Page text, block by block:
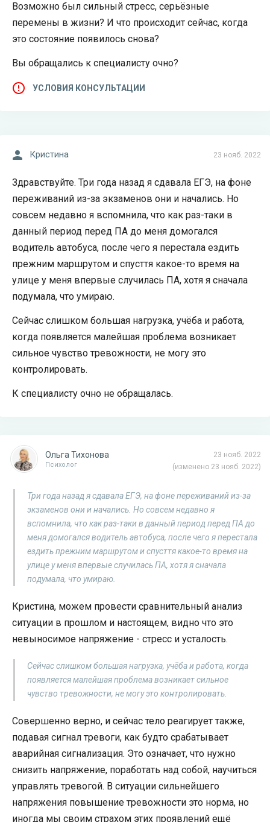
Возможно был сильный стресс, серьёзные
перемены в жизни? И что происходит сейчас, когда
это состояние появилось снова?
Вы обращались к специалисту очно?
УСЛОВИЯ КОНСУЛЬТАЦИИ
23 нояб. 2022
Кристина
Здравствуйте. Три года назад я сдавала ЕГЭ, на фоне
переживаний из-за экзаменов они и начались. Но
совсем недавно я вспомнила, что как раз-таки в
данный период перед ПА до меня домогался
водитель автобуса, после чего я перестала ездить
прежним маршрутом и спусття какое-то время на
улице у меня впервые случилась ПА, хотя я сначала
подумала, что умираю.
Сейчас слишком большая нагрузка, учёба и работа,
когда появляется малейшая проблема возникает
сильное чувство тревожности, не могу это
контролировать.
К специалисту очно не обращалась.
23 нояб. 2022
(изменено 23 нояб. 2022)
Ольга Тихонова
Психолог
Три года назад я сдавала ЕГЭ, на фоне переживаний из-за
экзаменов они и начались. Но совсем недавно я
вспомнила, что как раз-таки в данный период перед ПА до
меня домогался водитель автобуса, после чего я перестала
ездить прежним маршрутом и спусття какое-то время на
улице у меня впервые случилась ПА, хотя я сначала
подумала, что умираю.
Кристина, можем провести сравнительный анализ
ситуации в прошлом и настоящем, видно что это
невыносимое напряжение - стресс и усталость.
Сейчас слишком большая нагрузка, учёба и работа, когда
появляется малейшая проблема возникает сильное
чувство тревожности, не могу это контролировать.
Совершенно верно, и сейчас тело реагирует также,
подавая сигнал тревоги, как будто срабатывает
аварийная сигнализация. Это означает, что нужно
снизить напряжение, поработать над собой, научиться
управлять тревогой. В ситуации сильнейшего
напряжения повышение тревожности это норма, но
иногда мы своим страхом этих проявлений ещё